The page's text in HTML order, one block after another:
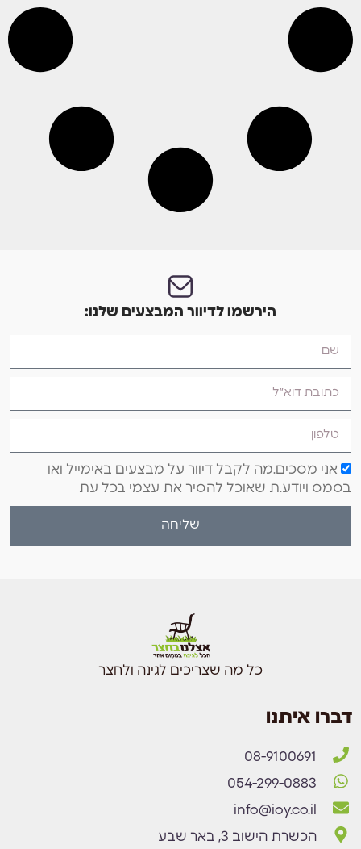
הירשמו לדיוור המבצעים שלנו:
אני מסכים.מה לקבל דיוור על מבצעים באימייל ואו
בסמס ויודע.ת שאוכל להסיר את עצמי בכל עת
שליחה
כל מה שצריכים לגינה ולחצר
דברו איתנו
08-9100691
054-299-0883
info@ioy.co.il
הכשרת הישוב 3, באר שבע